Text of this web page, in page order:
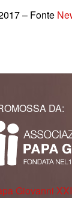
– Fonte
DA:
Giovanni